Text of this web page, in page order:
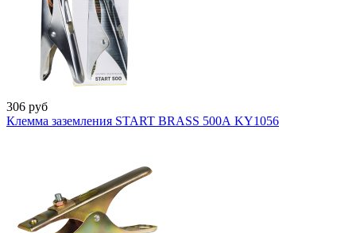
306 руб
Клемма заземления START BRASS 500А KY1056